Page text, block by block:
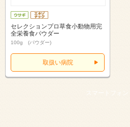
セレクションプロ草食小動物用完
全栄養食パウダー
100g (パウダー)
取扱い病院
スマートフォン |